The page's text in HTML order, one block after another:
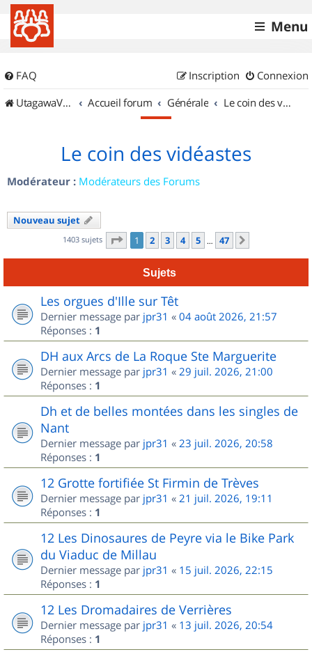
Menu
FAQ Connexion
Inscription
UtagawaVTT (Randos VTT et VTTAE avec traces GPS)
Accueil forum Générale Le coin des vidéastes
Le coin des vidéastes
Modérateur : Modérateurs des Forums
Nouveau sujet
1403 sujets Page 1sur
1 2 3 4 5 … 47
Sujets
Les orgues d'Ille sur Têt
Dernier message par jpr31 « 04 août 2026, 21:57
Réponses : 1
DH aux Arcs de La Roque Ste Marguerite
Dernier message par jpr31 « 29 juil. 2026, 21:00
Réponses : 1
Dh et de belles montées dans les singles de
Nant
Dernier message par jpr31 « 23 juil. 2026, 20:58
Réponses : 1
12 Grotte fortifiée St Firmin de Trèves
Dernier message par jpr31 « 21 juil. 2026, 19:11
Réponses : 1
12 Les Dinosaures de Peyre via le Bike Park
du Viaduc de Millau
Dernier message par jpr31 « 15 juil. 2026, 22:15
Réponses : 1
12 Les Dromadaires de Verrières
Dernier message par jpr31 « 13 juil. 2026, 20:54
Réponses : 1